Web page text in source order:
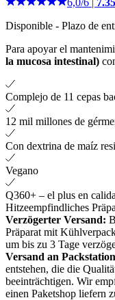
6,0/6 |
Disponible - Plazo de
Para apoyar el
la mucosa intestinal)
Complejo de 11 cepas
12 mil millones de
Con dextrina de maíz
Vegano
Q360+ – el plus en
Hitzeempfindliches
Verzögerter Versand:
Präparat mit
um bis zu 3 Tage
Versand an
entstehen, die die
beeinträchtigen. Wir
einen Paketshop liefern